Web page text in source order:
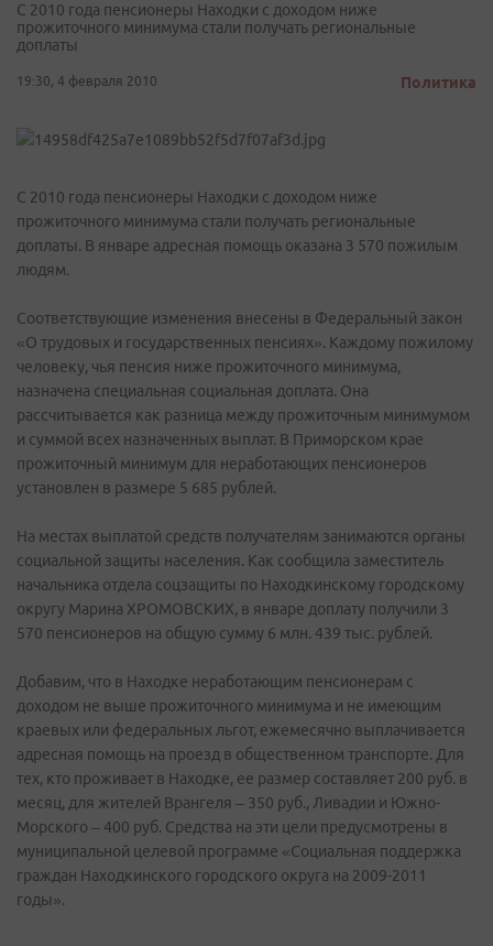
С 2010 года пенсионеры Находки с доходом ниже
прожиточного минимума стали получать региональные
доплаты
19:30, 4 февраля 2010 Политика
С 2010 года пенсионеры Находки с доходом ниже
прожиточного минимума стали получать региональные
доплаты. В январе адресная помощь оказана 3 570 пожилым
людям.
Соответствующие изменения внесены в Федеральный закон
«О трудовых и государственных пенсиях». Каждому пожилому
человеку, чья пенсия ниже прожиточного минимума,
назначена специальная социальная доплата. Она
рассчитывается как разница между прожиточным минимумом
и суммой всех назначенных выплат. В Приморском крае
прожиточный минимум для неработающих пенсионеров
установлен в размере 5 685 рублей.
На местах выплатой средств получателям занимаются органы
социальной защиты населения. Как сообщила заместитель
начальника отдела соцзащиты по Находкинскому городскому
округу Марина ХРОМОВСКИХ, в январе доплату получили 3
570 пенсионеров на общую сумму 6 млн. 439 тыс. рублей.
Добавим, что в Находке неработающим пенсионерам с
доходом не выше прожиточного минимума и не имеющим
краевых или федеральных льгот, ежемесячно выплачивается
адресная помощь на проезд в общественном транспорте. Для
тех, кто проживает в Находке, ее размер составляет 200 руб. в
месяц, для жителей Врангеля – 350 руб., Ливадии и Южно-
Морского – 400 руб. Средства на эти цели предусмотрены в
муниципальной целевой программе «Социальная поддержка
граждан Находкинского городского округа на 2009-2011
годы».